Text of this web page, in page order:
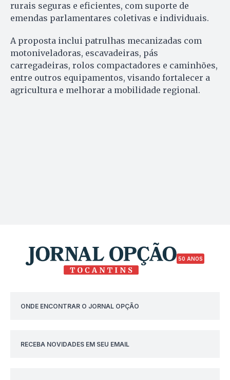
rurais seguras e eficientes, com suporte de
emendas parlamentares coletivas e individuais.
A proposta inclui patrulhas mecanizadas com
motoniveladoras, escavadeiras, pás
carregadeiras, rolos compactadores e caminhões,
entre outros equipamentos, visando fortalecer a
agricultura e melhorar a mobilidade regional.
50 ANOS
ONDE ENCONTRAR O JORNAL OPÇÃO
RECEBA NOVIDADES EM SEU EMAIL